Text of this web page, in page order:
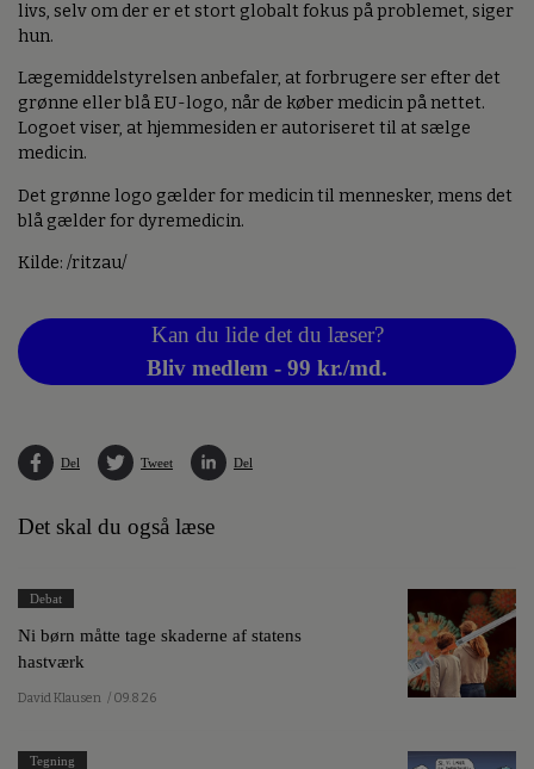
livs, selv om der er et stort globalt fokus på problemet, siger
hun.
Lægemiddelstyrelsen anbefaler, at forbrugere ser efter det
grønne eller blå EU-logo, når de køber medicin på nettet.
Logoet viser, at hjemmesiden er autoriseret til at sælge
medicin.
Det grønne logo gælder for medicin til mennesker, mens det
blå gælder for dyremedicin.
Kilde: /ritzau/
Kan du lide det du læser?
Bliv medlem - 99 kr./md.
Del Tweet Del
Det skal du også læse
Debat
Ni børn måtte tage skaderne af statens
hastværk
David Klausen / 09.8.26
Tegning